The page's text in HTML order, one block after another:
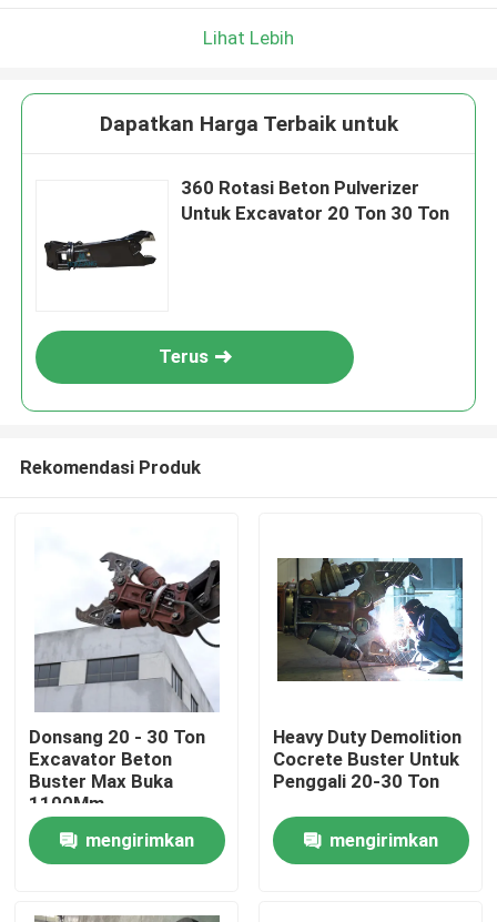
Rumah
Lihat Lebih
Dapatkan Harga Terbaik untuk
360 Rotasi Beton Pulverizer
Untuk Excavator 20 Ton 30 Ton
Terus
Rekomendasi Produk
Donsang 20 - 30 Ton
Excavator Beton
Buster Max Buka
1100Mm
mengirimkan
Heavy Duty Demolition
Cocrete Buster Untuk
Penggali 20-30 Ton
mengirimkan